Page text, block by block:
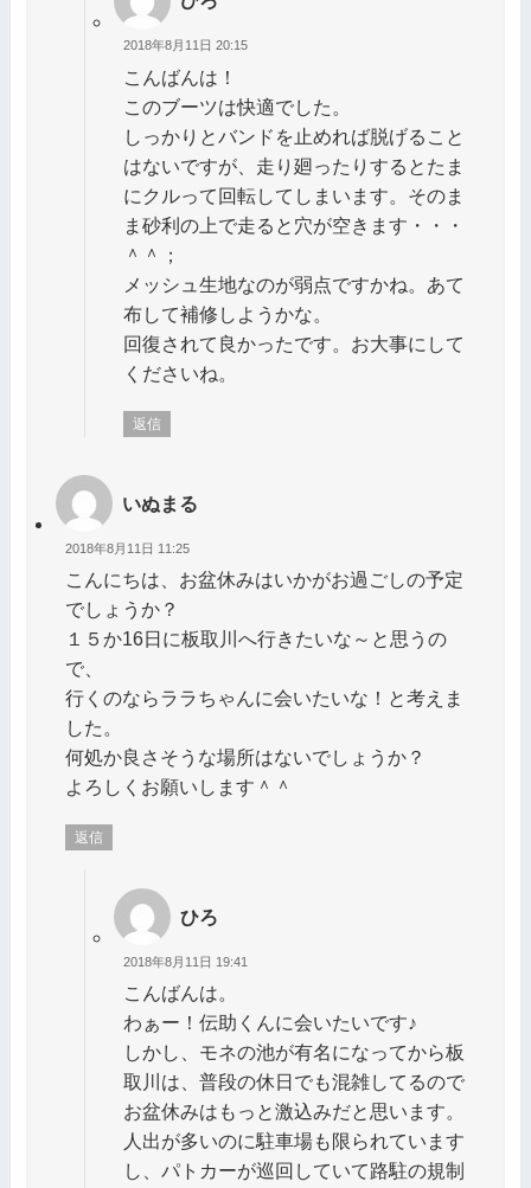
2018年8月11日 20:15
こんばんは！
このブーツは快適でした。
しっかりとバンドを止めれば脱げること
はないですが、走り廻ったりするとたま
にクルって回転してしまいます。そのま
ま砂利の上で走ると穴が空きます・・・
＾＾；
メッシュ生地なのが弱点ですかね。あて
布して補修しようかな。
回復されて良かったです。お大事にして
くださいね。
返信
いぬまる
2018年8月11日 11:25
こんにちは、お盆休みはいかがお過ごしの予定
でしょうか？
１５か16日に板取川へ行きたいな～と思うの
で、
行くのならララちゃんに会いたいな！と考えま
した。
何処か良さそうな場所はないでしょうか？
よろしくお願いします＾＾
返信
ひろ
2018年8月11日 19:41
こんばんは。
わぁー！伝助くんに会いたいです♪
しかし、モネの池が有名になってから板
取川は、普段の休日でも混雑してるので
お盆休みはもっと激込みだと思います。
人出が多いのに駐車場も限られています
し、パトカーが巡回していて路駐の規制